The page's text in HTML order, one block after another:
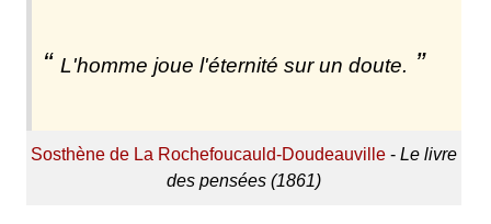
L'homme joue l'éternité sur un doute.
Sosthène de La Rochefoucauld-Doudeauville- Le livre
des pensées (1861)